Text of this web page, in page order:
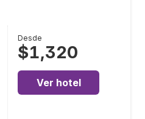
Desde
$1,320
Ver hotel